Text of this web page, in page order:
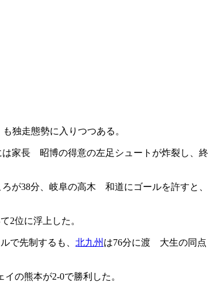
独走態勢に入りつつある。
家長 昭博の得意の左足シュートが炸裂し、終
が38分、岐阜の高木 和道にゴールを許すと、
2位に浮上した。
で先制するも、 北九州 は76分に渡 大生の同点
の熊本が2-0で勝利した。